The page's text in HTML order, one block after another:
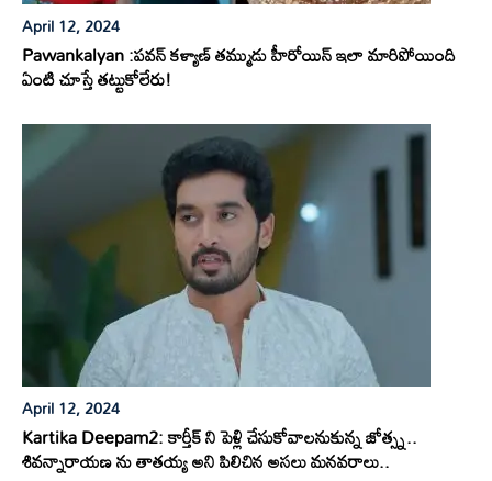
April 12, 2024
Pawankalyan :పవన్ కళ్యాణ్ తమ్ముడు హీరోయిన్ ఇలా మారిపోయింది
ఏంటి చూస్తే తట్టుకోలేరు!
April 12, 2024
Kartika Deepam2: కార్తీక్ ని పెళ్లి చేసుకోవాలనుకున్న జోత్స్న..
శివన్నారాయణ ను తాతయ్య అని పిలిచిన అసలు మనవరాలు..